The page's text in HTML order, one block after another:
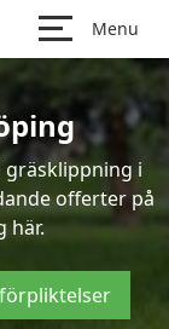
Menu
i
offerter på
här.